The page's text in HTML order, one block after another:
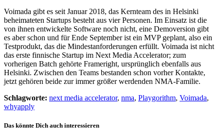
Voimada gibt es seit Januar 2018, das Kernteam des in Helsinki
beheimateten Startups besteht aus vier Personen. Im Einsatz ist die
von ihnen entwickelte Software noch nicht, eine Demoversion gibt
es aber schon und für Ende September ist ein MVP geplant, also ein
Testprodukt, das die Mindestanforderungen erfüllt. Voimada ist nicht
das erste finnische Startup im Next Media Accelerator; zum
vorherigen Batch gehörte Frameright, ursprünglich ebenfalls aus
Helsinki. Zwischen den Teams bestanden schon vorher Kontakte,
jetzt gehören beide zur immer größer werdenden NMA-Familie.
Schlagworte: next media accelerator, nma, Playgorithm, Voimada,
whyapply
Das könnte Dich auch interessieren